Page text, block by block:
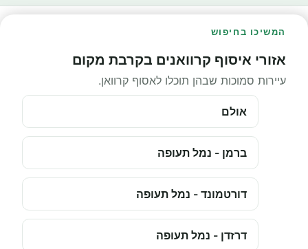
המשיכו בחיפוש
אזורי איסוף קרוואנים בקרבת מקום
עיירות סמוכות שבהן תוכלו לאסוף קרוואן.
אולם
ברמן - נמל תעופה
דורטמונד - נמל תעופה
דרזדן - נמל תעופה